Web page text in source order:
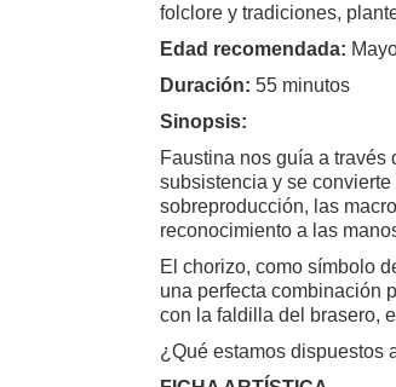
folclore y tradiciones,
Edad recomendada:
Duración: 55 minutos
Sinopsis:
Faustina nos guía a través
subsistencia y se
sobreproducción, las
reconocimiento a las
El chorizo, como símbolo
una perfecta combinación
con la faldilla del brasero,
¿Qué estamos dispuestos